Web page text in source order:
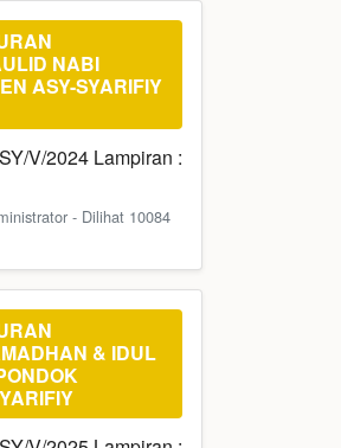
NABI
ASY-SYARIFIY
V/2024 Lampiran :
- Dilihat 10084
& IDUL